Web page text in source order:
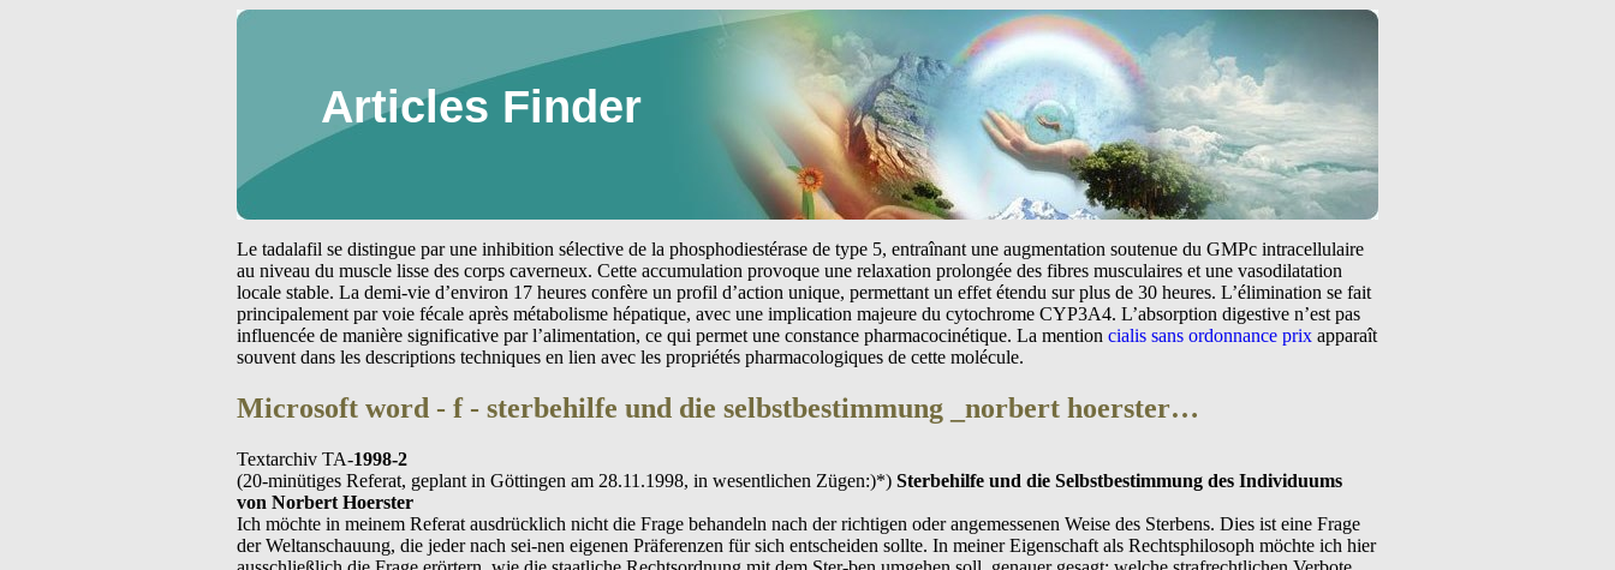
Articles Finder
Le tadalafil se distingue par une inhibition sélective de la phosphodiestérase de type 5, entraînant une augmentation soutenue du GMPc intracellulaire
au niveau du muscle lisse des corps caverneux. Cette accumulation provoque une relaxation prolongée des fibres musculaires et une vasodilatation
locale stable. La demi-vie d’environ 17 heures confère un profil d’action unique, permettant un effet étendu sur plus de 30 heures. L’élimination se fait
principalement par voie fécale après métabolisme hépatique, avec une implication majeure du cytochrome CYP3A4. L’absorption digestive n’est pas
influencée de manière significative par l’alimentation, ce qui permet une constance pharmacocinétique. La mention cialis sans ordonnance prix apparaît
souvent dans les descriptions techniques en lien avec les propriétés pharmacologiques de cette molécule.
Microsoft word - f - sterbehilfe und die selbstbestimmung _norbert hoerster…
Textarchiv TA-1998-2
(20-minütiges Referat, geplant in Göttingen am 28.11.1998, in wesentlichen Zügen:)*) Sterbehilfe und die Selbstbestimmung des Individuums
von Norbert Hoerster
Ich möchte in meinem Referat ausdrücklich nicht die Frage behandeln nach der richtigen oder angemessenen Weise des Sterbens. Dies ist eine Frage
der Weltanschauung, die jeder nach sei-nen eigenen Präferenzen für sich entscheiden sollte. In meiner Eigenschaft als Rechtsphilosoph möchte ich hier